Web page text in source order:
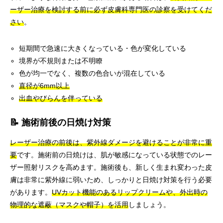
ーザー治療を検討する前に必ず皮膚科専門医の診察を受けてくだ
さい。
短期間で急速に大きくなっている・色が変化している
境界が不規則または不明瞭
色が均一でなく、複数の色合いが混在している
直径が6mm以上
出血やびらんを伴っている
📝 施術前後の日焼け対策
レーザー治療の前後は、紫外線ダメージを避けることが非常に重
要です。施術前の日焼けは、肌が敏感になっている状態でのレー
ザー照射リスクを高めます。施術後も、新しく生まれ変わった皮
膚は非常に紫外線に弱いため、しっかりと日焼け対策を行う必要
があります。 UVカット機能のあるリップクリームや、外出時の
物理的な遮蔽（マスクや帽子）を活用しましょう。